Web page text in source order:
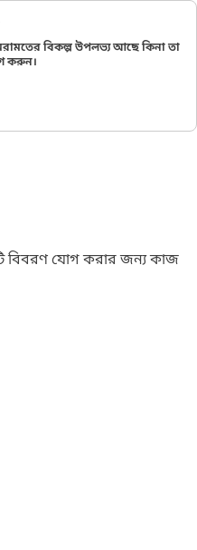
বিকল্প উপলভ্য আছে কিনা তা
করুন।
বিবরণ যোগ করার জন্য কাজ